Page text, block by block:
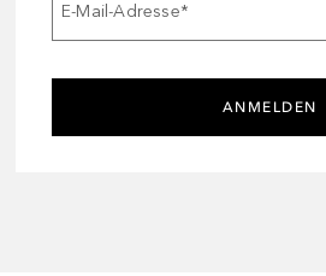
E-Mail-Adresse*
ANMELDEN